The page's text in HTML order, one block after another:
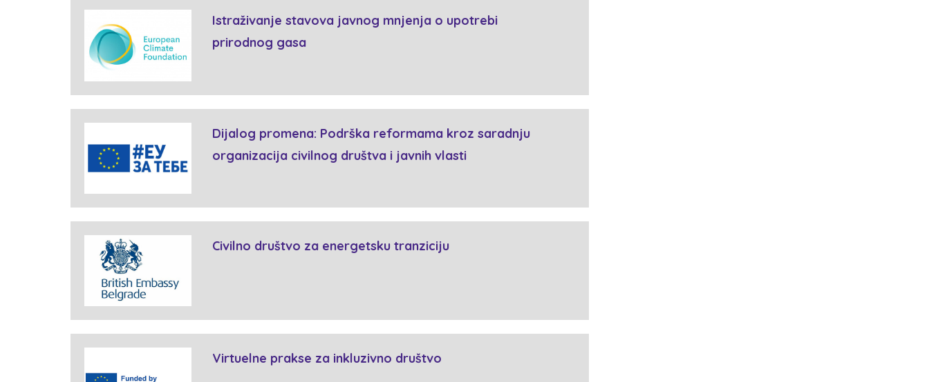
Istraživanje stavova javnog mnjenja o upotrebi
prirodnog gasa
Dijalog promena: Podrška reformama kroz saradnju
organizacija civilnog društva i javnih vlasti
Civilno društvo za energetsku tranziciju
Virtuelne prakse za inkluzivno društvo